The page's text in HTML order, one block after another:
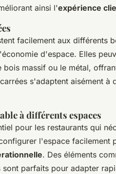
ainsi l'expérience
facilement aux différents
d'espace. Elles
bois massif ou le métal,
s'adaptent aisément à
à différents espaces
pour les restaurants qui
l'espace facilement
. Des éléments
sont parfaits pour adapter